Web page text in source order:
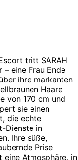
tritt SARAH
eine Frau Ende
ihre markanten
Haare
von 170 cm und
sie einen
die echte
Dienste in
Ihre süße,
Prise
eine Atmosphäre, in